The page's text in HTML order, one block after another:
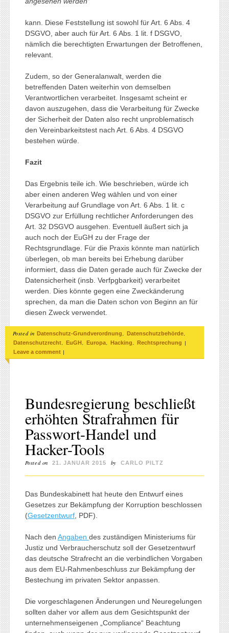
kann. Diese Feststellung ist sowohl für Art. 6 Abs. 4
DSGVO, aber auch für Art. 6 Abs. 1 lit. f DSGVO,
nämlich die berechtigten Erwartungen der Betroffenen,
relevant.
Zudem, so der Generalanwalt, werden die
betreffenden Daten weiterhin von demselben
Verantwortlichen verarbeitet. Insgesamt scheint er
davon auszugehen, dass die Verarbeitung für Zwecke
der Sicherheit der Daten also recht unproblematisch
den Vereinbarkeitstest nach Art. 6 Abs. 4 DSGVO
bestehen würde.
Fazit
Das Ergebnis teile ich. Wie beschrieben, würde ich
aber einen anderen Weg wählen und von einer
Verarbeitung auf Grundlage von Art. 6 Abs. 1 lit. c
DSGVO zur Erfüllung rechtlicher Anforderungen des
Art. 32 DSGVO ausgehen. Eventuell äußert sich ja
auch noch der EuGH zu der Frage der
Rechtsgrundlage. Für die Praxis könnte man natürlich
überlegen, ob man bereits bei Erhebung darüber
informiert, dass die Daten gerade auch für Zwecke der
Datensicherheit (insb. Verfpgbarkeit) verarbeitet
werden. Dies könnte gegen eine Zweckänderung
sprechen, da man die Daten schon von Beginn an für
diesen Zweck verwendet.
Posted in Datenschutz-Grundverordnung Datenschutzbehörde
Datenschutzrecht EuGH Europa Hacking Rechtsprechung |
Leave a comment |
Bundesregierung beschließt
erhöhten Strafrahmen für
Passwort-Handel und
Hacker-Tools
Posted on 21. JANUAR 2015 by CARLO PILTZ
Das Bundeskabinett hat heute den Entwurf eines
Gesetzes zur Bekämpfung der Korruption beschlossen
(Gesetzentwurf, PDF).
Nach den Angaben des zuständigen Ministeriums für
Justiz und Verbraucherschutz soll der Gesetzentwurf
das deutsche Strafrecht an die verbindlichen Vorgaben
aus dem EU-Rahmenbeschluss zur Bekämpfung der
Bestechung im privaten Sektor anpassen.
Die vorgeschlagenen Änderungen und Neuregelungen
sollten daher vor allem aus dem Gesichtspunkt der
unternehmenseigenen „Compliance“ Beachtung